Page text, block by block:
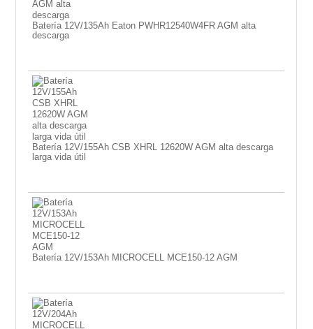
Batería 12V/135Ah Eaton PWHR12540W4FR AGM alta
descarga
Batería 12V/155Ah CSB XHRL 12620W AGM alta descarga
larga vida útil
Batería 12V/153Ah MICROCELL MCE150-12 AGM